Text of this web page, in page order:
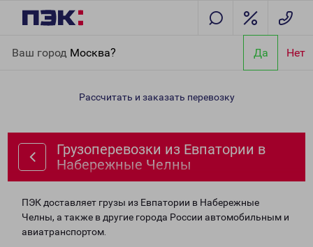
Ваш город Москва? Да Нет
Набережные Челны
Рассчитать и заказать перевозку
Грузоперевозки из Евпатории в
Набережные Челны
ПЭК доставляет грузы из Евпатории в Набережные
Челны, а также в другие города России автомобильным и
авиатранспортом.